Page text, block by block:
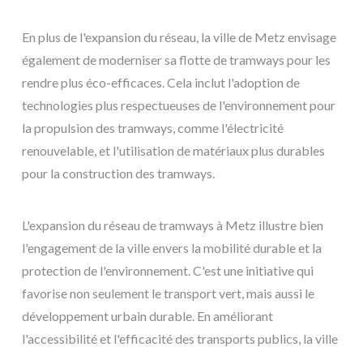
En plus de l'expansion du réseau, la ville de Metz envisage
également de moderniser sa flotte de tramways pour les
rendre plus éco-efficaces. Cela inclut l'adoption de
technologies plus respectueuses de l'environnement pour
la propulsion des tramways, comme l'électricité
renouvelable, et l'utilisation de matériaux plus durables
pour la construction des tramways.
L'expansion du réseau de tramways à Metz illustre bien
l'engagement de la ville envers la mobilité durable et la
protection de l'environnement. C'est une initiative qui
favorise non seulement le transport vert, mais aussi le
développement urbain durable. En améliorant
l'accessibilité et l'efficacité des transports publics, la ville